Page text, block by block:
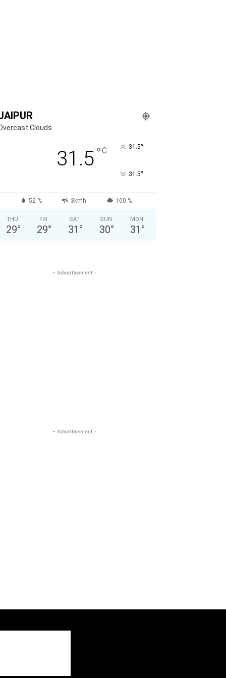
Clouds
31.5°C 31.5°
31.5°
52 % 3kmh 100 %
THU
29°
FRI
29°
SAT
31 °
SUN
30°
MON
31 °
- Advertisement -
- Advertisement -